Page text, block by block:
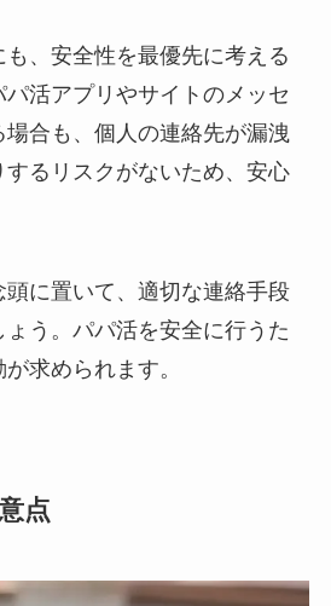
、安全性を最優先に考える
活アプリやサイトのメッセ
合も、個人の連絡先が漏洩
するリスクがないため、安心
に置いて、適切な連絡手段
う。パパ活を安全に行うた
求められます。
点